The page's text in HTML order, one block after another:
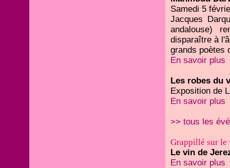
Samedi 5
Jacques
andalouse)
disparaître à
grands poètes
En savoir plus
Les robes du
Exposition de
En savoir plus
>> tous les
Grappillé sur le
Le vin de
En savoir plus